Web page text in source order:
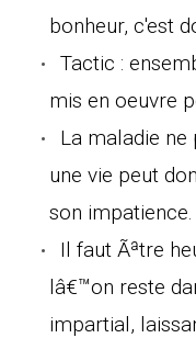
bonheur, c'est
Tactic :
mis en oeuvre
La maladie ne
une vie peut
son impatience.
Il faut Ãªtre
lâ€™on reste
impartial,